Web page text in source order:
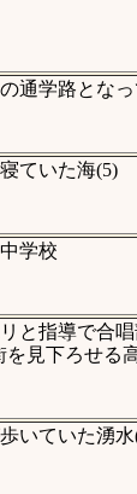
の通学路とな
ていた海(5)
学校
リと指導で合
見下ろせる
いていた湧水